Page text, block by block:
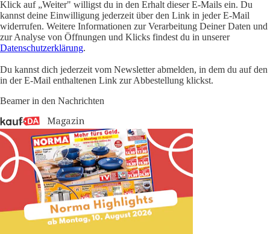
Klick auf „Weiter" willigst du in den Erhalt dieser E-Mails ein. Du
kannst deine Einwilligung jederzeit über den Link in jeder E-Mail
widerrufen. Weitere Informationen zur Verarbeitung Deiner Daten und
zur Analyse von Öffnungen und Klicks findest du in unserer
Datenschutzerklärung.
Du kannst dich jederzeit vom Newsletter abmelden, in dem du auf den
in der E-Mail enthaltenen Link zur Abbestellung klickst.
Beamer in den Nachrichten